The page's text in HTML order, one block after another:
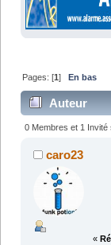
Pages: [1] En bas
Auteur
fois)
0 Membres et 1 Invité
caro23
«